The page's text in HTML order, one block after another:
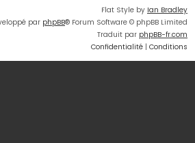
Flat Style by Ian Bradley
par phpBB® Forum Software © phpBB Limited
Traduit par phpBB-fr.com
Confidentialité | Conditions